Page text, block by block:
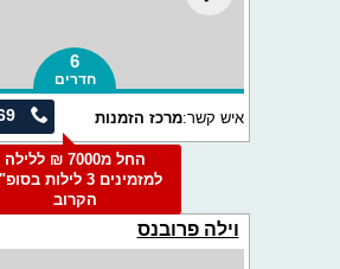
6
חדרים
איש קשר:מרכז הזמנות
החל מ7000 ₪ ללילה
למזמינים 3 לילות
הקרוב
וילה פרובנס